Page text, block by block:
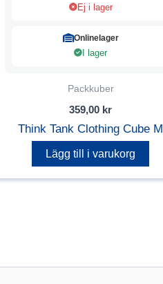
Ej i lager
Onlinelager
I lager
Packkuber
359,00 kr
Think Tank Clothing Cube M
Lägg till i varukorg